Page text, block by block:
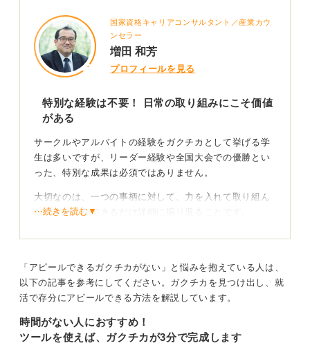
国家資格キャリアコンサルタント／産業カウ
ンセラー
増田 和芳
プロフィールを見る
特別な経験は不要！ 日常の取り組みにこそ価値
がある
サークルやアルバイトの経験をガクチカとして挙げる学
生は多いですが、リーダー経験や全国大会での優勝とい
った、特別な成果は必須ではありません。
大切なのは、一つの事柄に対して、力を入れて取り組ん
だプロセスをできるだけ詳細に振り返ることです。
が評価の対象になります。
経験の深掘りと数字で説得力UPを狙おう！ 客観性が
一つの物事を深く掘り下げることで、あなただけのエピ
⋯続きを読む▼
「アピールできるガクチカがない」と悩みを抱えている人は、
以下の記事を参考にしてください。ガクチカを見つけ出し、就
活で存分にアピールできる方法を解説しています。
時間がない人におすすめ！
ツールを使えば、ガクチカが3分で完成します